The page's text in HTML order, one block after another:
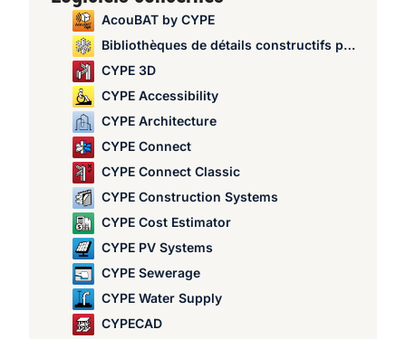
AcouBAT by CYPE
Bibliothèques de détails constructifs pour structures
CYPE 3D
CYPE Accessibility
CYPE Architecture
CYPE Connect
CYPE Connect Classic
CYPE Construction Systems
CYPE Cost Estimator
CYPE PV Systems
CYPE Sewerage
CYPE Water Supply
CYPECAD